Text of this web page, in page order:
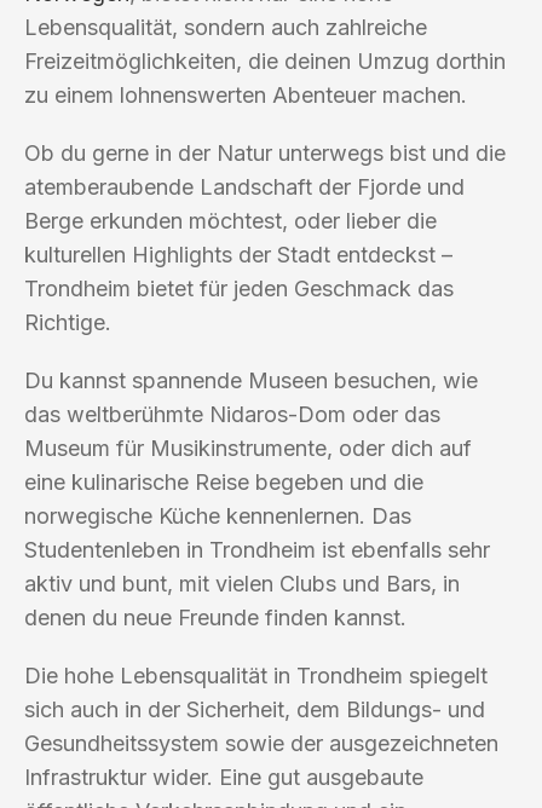
Lebensqualität, sondern auch zahlreiche
Freizeitmöglichkeiten, die deinen Umzug dorthin
zu einem lohnenswerten Abenteuer machen.
Ob du gerne in der Natur unterwegs bist und die
atemberaubende Landschaft der Fjorde und
Berge erkunden möchtest, oder lieber die
kulturellen Highlights der Stadt entdeckst –
Trondheim bietet für jeden Geschmack das
Richtige.
Du kannst spannende Museen besuchen, wie
das weltberühmte Nidaros-Dom oder das
Museum für Musikinstrumente, oder dich auf
eine kulinarische Reise begeben und die
norwegische Küche kennenlernen. Das
Studentenleben in Trondheim ist ebenfalls sehr
aktiv und bunt, mit vielen Clubs und Bars, in
denen du neue Freunde finden kannst.
Die hohe Lebensqualität in Trondheim spiegelt
sich auch in der Sicherheit, dem Bildungs- und
Gesundheitssystem sowie der ausgezeichneten
Infrastruktur wider. Eine gut ausgebaute